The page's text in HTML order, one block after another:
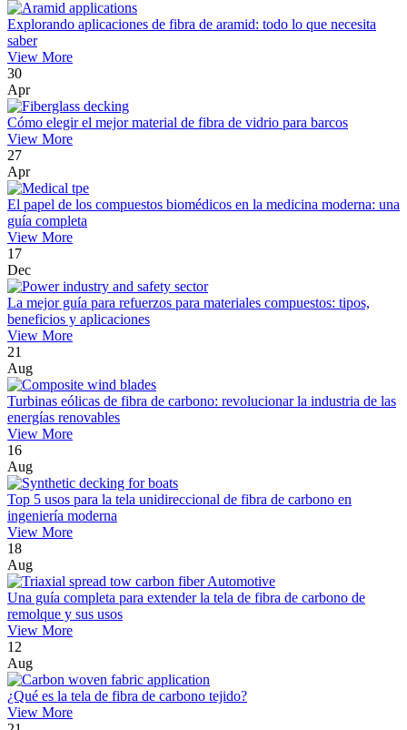
Explorando aplicaciones de fibra de aramid: todo lo que necesita
saber
View More
30
Apr
Cómo elegir el mejor material de fibra de vidrio para barcos
View More
27
Apr
El papel de los compuestos biomédicos en la medicina moderna: una
guía completa
View More
17
Dec
La mejor guía para refuerzos para materiales compuestos: tipos,
beneficios y aplicaciones
View More
21
Aug
Turbinas eólicas de fibra de carbono: revolucionar la industria de las
energías renovables
View More
16
Aug
Top 5 usos para la tela unidireccional de fibra de carbono en
ingeniería moderna
View More
18
Aug
Una guía completa para extender la tela de fibra de carbono de
remolque y sus usos
View More
12
Aug
¿Qué es la tela de fibra de carbono tejido?
View More